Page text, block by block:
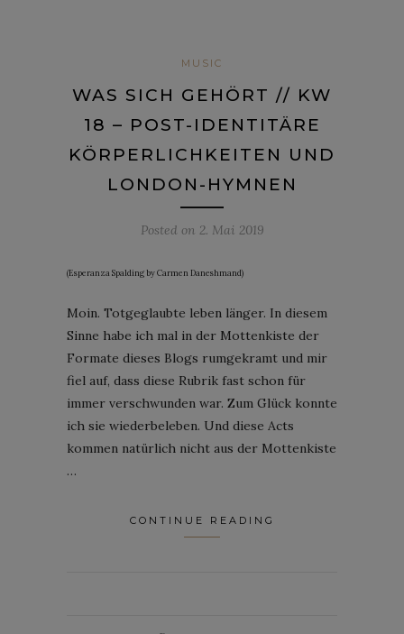
MUSIC
WAS SICH GEHÖRT // KW
18 – POST-IDENTITÄRE
KÖRPERLICHKEITEN UND
LONDON-HYMNEN
Posted on 2. Mai 2019
(Esperanza Spalding by Carmen Daneshmand)
Moin. Totgeglaubte leben länger. In diesem
Sinne habe ich mal in der Mottenkiste der
Formate dieses Blogs rumgekramt und mir
fiel auf, dass diese Rubrik fast schon für
immer verschwunden war. Zum Glück konnte
ich sie wiederbeleben. Und diese Acts
kommen natürlich nicht aus der Mottenkiste
…
CONTINUE READING